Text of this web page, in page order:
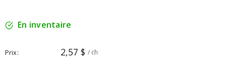
En inventaire
Prix 2,57 $ / ch